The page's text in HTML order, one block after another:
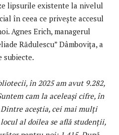
lipsurile existente la nivelul
în ceea ce privește accesul
Agnes Erich, managerul
Rădulescu” Dâmbovița, a
subiecte.
în 2025 am avut 9.282,
cam la aceleași cifre, în
aceștia, cei mai mulți
al doilea se află studenții,